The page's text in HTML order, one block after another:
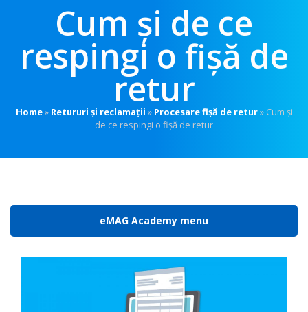
Cum și de ce
respingi o fișă de
retur
Home» Retururi și reclamații » Procesare fișă de retur» Cum și
de ce respingi o fișă de retur
eMAG Academy menu